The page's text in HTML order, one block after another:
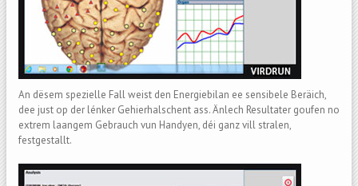
An dësem spezielle Fall weist den Energiebilan ee sensibele Beräich,
dee just op der lénker Gehierhalschent ass. Änlech Resultater goufen no
extrem laangem Gebrauch vun Handyen, déi ganz vill stralen,
festgestallt.